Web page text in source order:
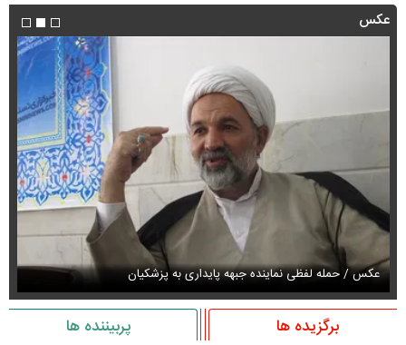
عکس
عکس / حمله لفظی نماینده جبهه پایداری به پزشکیان
برگزیده ها پربیننده ها